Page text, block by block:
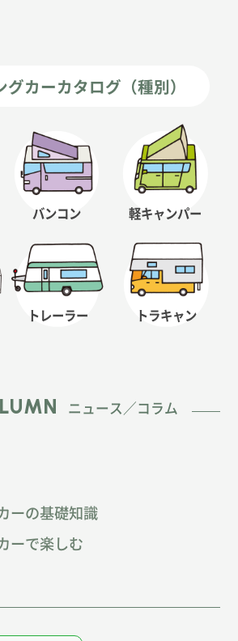
グカーカタログ（種別）
バンコン 軽キャンパー
トレーラー トラキャン
ニュース／コラム
ーの基礎知識
ーで楽しむ